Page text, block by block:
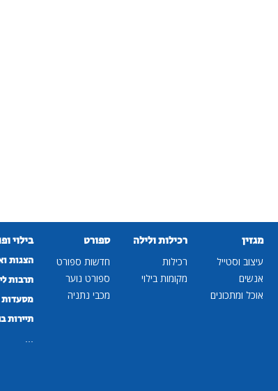
מגזין
עיצוב וסטייל
אנשים
אוכל ומתכונים
רכילות ולילה
רכילות
מקומות בילוי
ספורט
חדשות ספורט
ספורט נוער
מכבי נתניה
בילוי
הצגות
תרבות
מסעדות
תיירות